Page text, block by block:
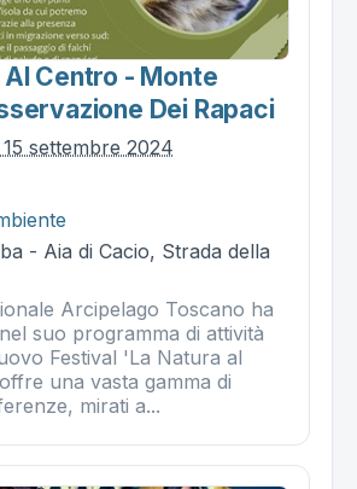
Al Centro - Monte
Dei Rapaci
settembre 2024
- Aia di Cacio, Strada della
Arcipelago Toscano ha
suo programma di attività
Festival 'La Natura al
una vasta gamma di
mirati a...